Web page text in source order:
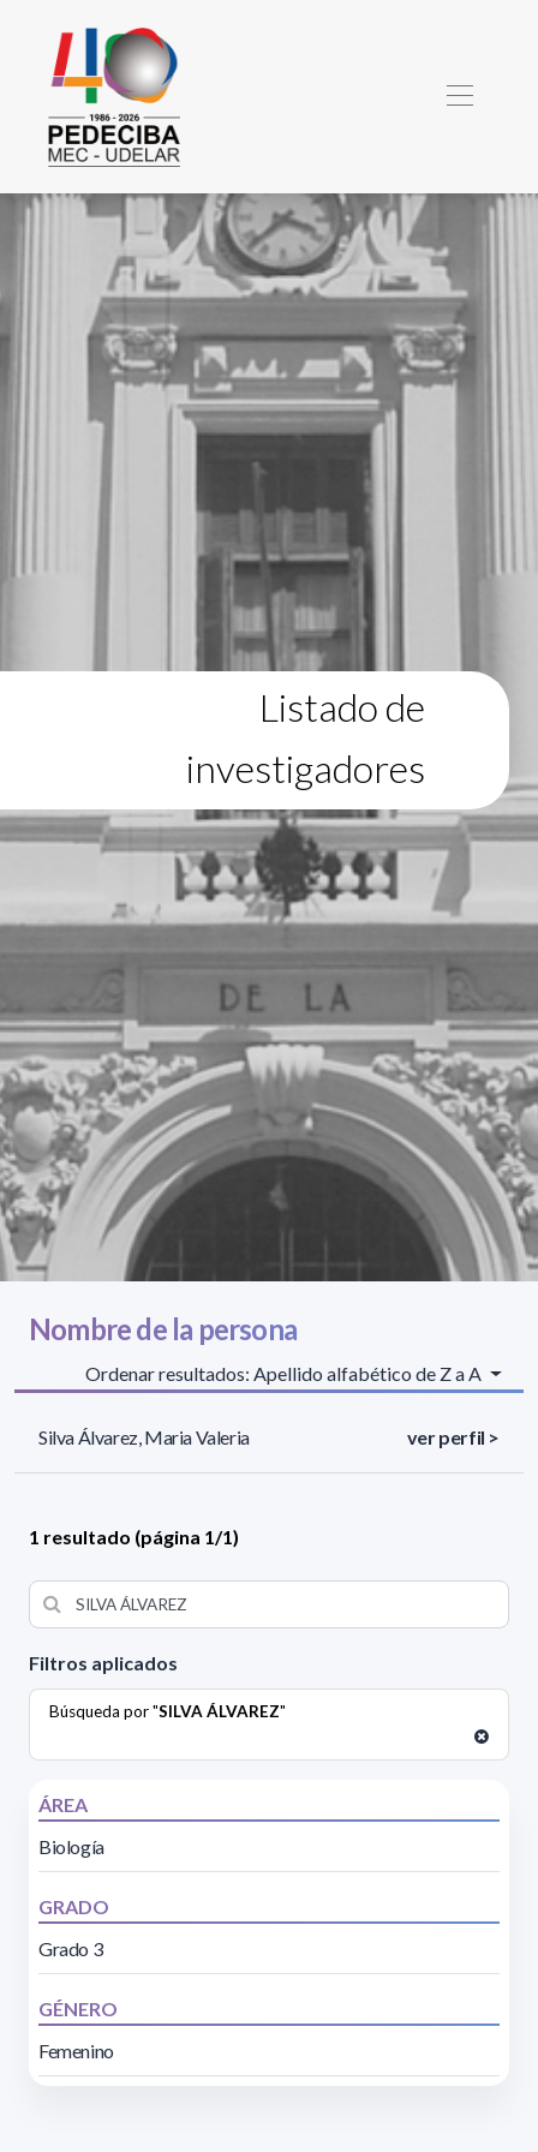
Listado de
investigadores
Filtros aplicados
Búsqueda por "SILVA ÁLVAREZ"
ÁREA
Biología
GRADO
Grado 3
GÉNERO
Femenino
Nombre de la persona
Ordenar resultados: Apellido alfabético de Z a A
Silva Álvarez, Maria Valeria ver perfil >
1 resultado (página 1/1)